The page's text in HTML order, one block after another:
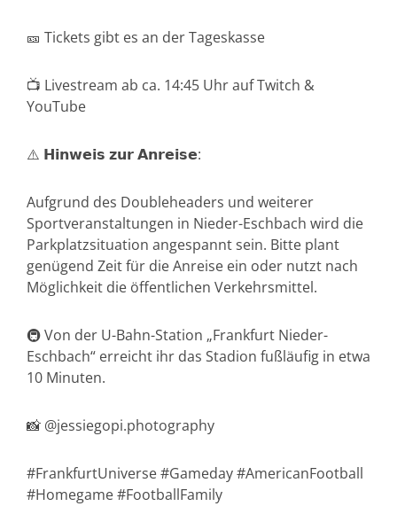
🎫 Tickets gibt es an der Tageskasse
📺 Livestream ab ca. 14:45 Uhr auf Twitch &
YouTube
⚠️ 𝗛𝗶𝗻𝘄𝗲𝗶𝘀 𝘇𝘂𝗿 𝗔𝗻𝗿𝗲𝗶𝘀𝗲:
Aufgrund des Doubleheaders und weiterer
Sportveranstaltungen in Nieder-Eschbach wird die
Parkplatzsituation angespannt sein. Bitte plant
genügend Zeit für die Anreise ein oder nutzt nach
Möglichkeit die öffentlichen Verkehrsmittel.
🚇 Von der U-Bahn-Station „Frankfurt Nieder-
Eschbach“ erreicht ihr das Stadion fußläufig in etwa
10 Minuten.
📸 @jessiegopi.photography
#FrankfurtUniverse #Gameday #AmericanFootball
#Homegame #FootballFamily